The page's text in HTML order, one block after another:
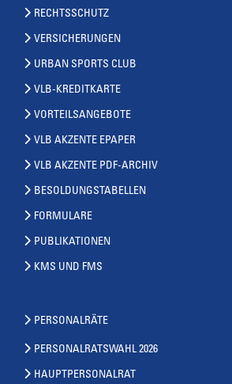
RECHTSSCHUTZ
VERSICHERUNGEN
URBAN SPORTS CLUB
VLB-KREDITKARTE
VORTEILSANGEBOTE
VLB AKZENTE EPAPER
VLB AKZENTE PDF-ARCHIV
BESOLDUNGSTABELLEN
FORMULARE
PUBLIKATIONEN
KMS UND FMS
PERSONALRÄTE
PERSONALRATSWAHL 2026
HAUPTPERSONALRAT